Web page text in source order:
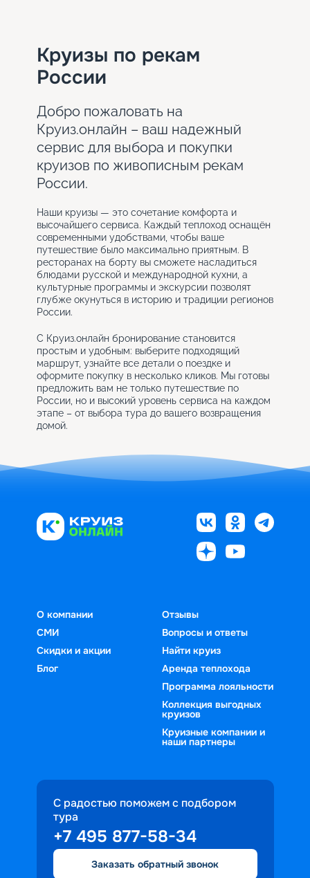
Круизы по рекам
России
Добро пожаловать на
Круиз.онлайн – ваш надежный
сервис для выбора и покупки
круизов по живописным рекам
России.
Наши круизы — это сочетание комфорта и
высочайшего сервиса. Каждый теплоход оснащён
современными удобствами, чтобы ваше
путешествие было максимально приятным. В
ресторанах на борту вы сможете насладиться
блюдами русской и международной кухни, а
культурные программы и экскурсии позволят
глубже окунуться в историю и традиции регионов
России.
С Круиз.онлайн бронирование становится
простым и удобным: выберите подходящий
маршрут, узнайте все детали о поездке и
оформите покупку в несколько кликов. Мы готовы
предложить вам не только путешествие по
России, но и высокий уровень сервиса на каждом
этапе – от выбора тура до вашего возвращения
домой.
О компании
СМИ
Скидки и акции
Блог
Отзывы
Вопросы и ответы
Найти круиз
Аренда теплохода
Программа лояльности
Коллекция выгодных
круизов
Круизные компании и
наши партнеры
С радостью поможем с подбором
тура
+7 495 877-58-34
Заказать обратный звонок